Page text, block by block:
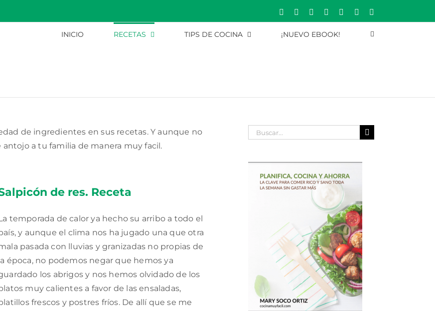
Rss
CorreoYouTubePinterestInstagram
INICIO RECETAS TIPS DE COCINA ¡NUEVO EBOOK!
de ingredientes en sus recetas. Y aunque no
antojo a tu familia de manera muy facil.
de res. Receta
temporada de calor ya hecho su arribo a todo el
y aunque el clima nos ha jugado una que otra
pasada con lluvias y granizadas no propias de
época, no podemos negar que hemos ya
los abrigos y nos hemos olvidado de los
muy calientes a favor de las ensaladas,
frescos y postres fríos. De allí que se me
Buscar: